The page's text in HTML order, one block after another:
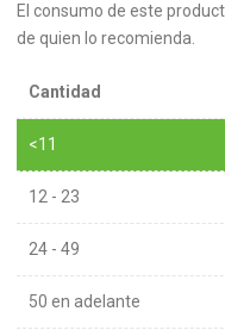
El consumo de este
de quien lo recomienda.
Cantidad
<11
12 - 23
24 - 49
50 en adelante